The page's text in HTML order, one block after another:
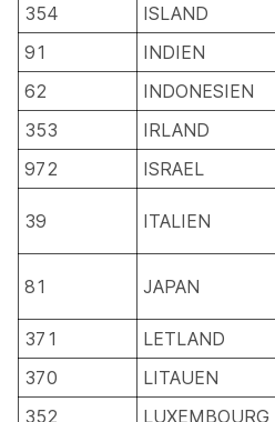
354
ISLAND
91
INDIEN
62
INDONESIEN
353
IRLAND
972
ISRAEL
39 ITALIEN
81 JAPAN
371
LETLAND
370
LITAUEN
352
LUXEMBOURG